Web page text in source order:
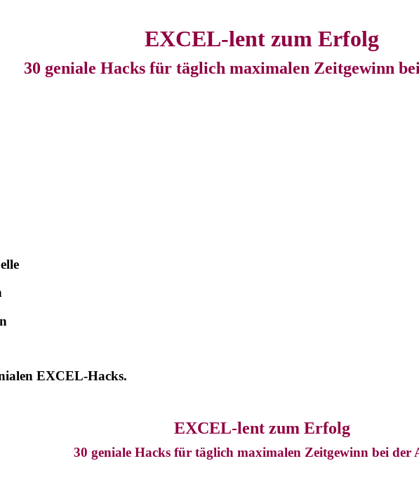
EXCEL-lent zum Erfolg
30 geniale Hacks für täglich maximalen Zeitgewinn
EXCEL-Hacks.
EXCEL-lent zum Erfolg
30 geniale Hacks für täglich maximalen Zeitgewinn bei der